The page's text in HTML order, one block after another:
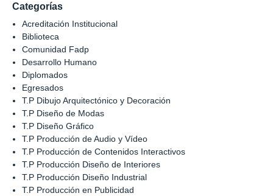
Categorías
Acreditación Institucional
Biblioteca
Comunidad Fadp
Desarrollo Humano
Diplomados
Egresados
T.P Dibujo Arquitectónico y Decoración
T.P Diseño de Modas
T.P Diseño Gráfico
T.P Producción de Audio y Vídeo
T.P Producción de Contenidos Interactivos
T.P Producción Diseño de Interiores
T.P Producción Diseño Industrial
T.P Producción en Publicidad